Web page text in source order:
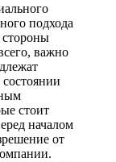
подхода
стороны
важно
стоит
началом
от